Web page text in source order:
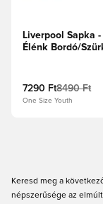
Liverpool Sapka
Élénk Bordó/
7290 Ft8490 Ft
One Size Youth
Keresd meg a
népszerűsége az